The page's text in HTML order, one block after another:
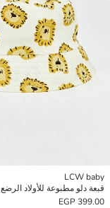
LCW baby
قبعة دلو مطبوعة للأولاد الرضع
399.00 EGP